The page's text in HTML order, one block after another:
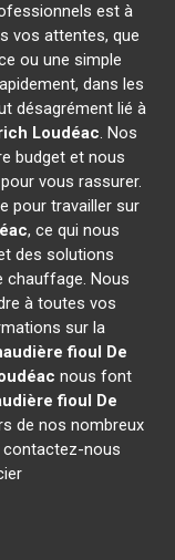
est à
vos attentes, que
ou une simple
dans les
désagrément lié à
Loudéac. Nos
budget et nous
vous rassurer.
pour travailler sur
, ce qui nous
des solutions
chauffage. Nous
à toutes vos
sur la
fioul De
nous font
fioul De
de nos nombreux
contactez-nous